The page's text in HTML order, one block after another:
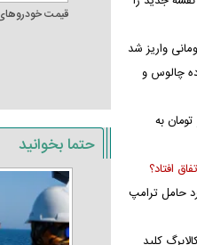
قیمت
حتما بخوانید
چالوس و
و ۲۵۰ هزار تومان به
افتاد؟
حامل ترامپ